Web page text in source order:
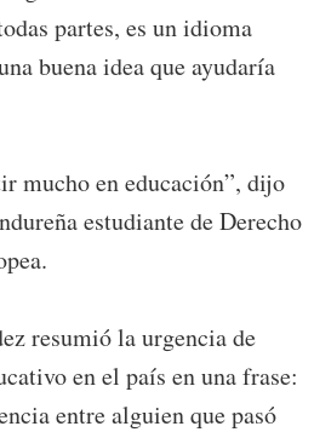
partes, es un idioma
buena idea que ayudaría
mucho en educación”, dijo
estudiante de Derecho
resumió la urgencia de
en el país en una frase:
entre alguien que pasó